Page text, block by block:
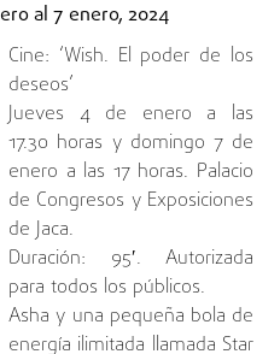
al7 enero, 2024
Cine: ‘Wish. El poder de los
deseos’
Jueves 4 de enero a las
17.30 horas y domingo 7 de
enero a las 17 horas. Palacio
de Congresos y Exposiciones
de Jaca.
Duración: 95′. Autorizada
para todos los públicos.
Asha y una pequeña bola de
energía ilimitada llamada Star